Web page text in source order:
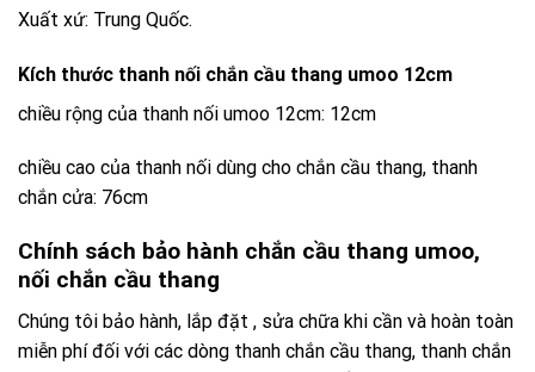
Xuất xứ: Trung Quốc.
Kích thước thanh nối chắn cầu thang umoo 12cm
chiều rộng của thanh nối umoo 12cm: 12cm
chiều cao của thanh nối dùng cho chắn cầu thang, thanh
chắn cửa: 76cm
Chính sách bảo hành chắn cầu thang umoo,
nối chắn cầu thang
Chúng tôi bảo hành, lắp đặt , sửa chữa khi cần và hoàn toàn
miễn phí đối với các dòng thanh chắn cầu thang, thanh chắn